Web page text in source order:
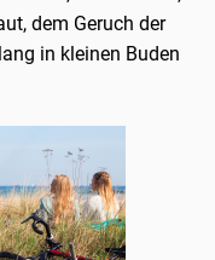
dem Geruch der
in kleinen Buden